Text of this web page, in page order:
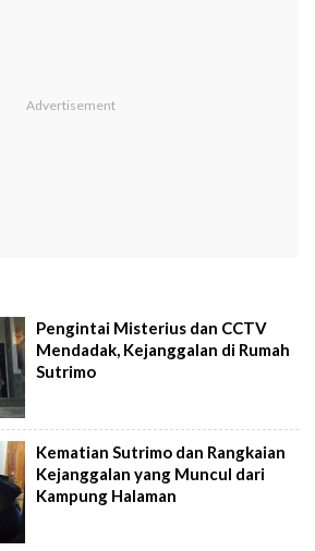
Pengintai Misterius dan CCTV
Mendadak, Kejanggalan di Rumah
Sutrimo
Kematian Sutrimo dan Rangkaian
Kejanggalan yang Muncul dari
Kampung Halaman